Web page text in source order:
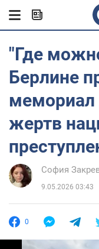
"Где
Берлине
мемориал
жертв
София
9.05.2026 03:43
0